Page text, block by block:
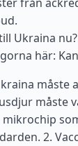
Ukraina
här:
måste
måste
2.